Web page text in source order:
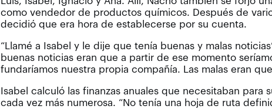
como vendedor de productos químicos. Después de
decidió que era hora de establecerse por su cuenta.
“Llamé a Isabel y le dije que tenía buenas y malas
buenas noticias eran que a partir de ese momento
fundaríamos nuestra propia compañía. Las malas eran
Isabel calculó las finanzas anuales que necesitaban para
cada vez más numerosa. “No tenía una hoja de ruta